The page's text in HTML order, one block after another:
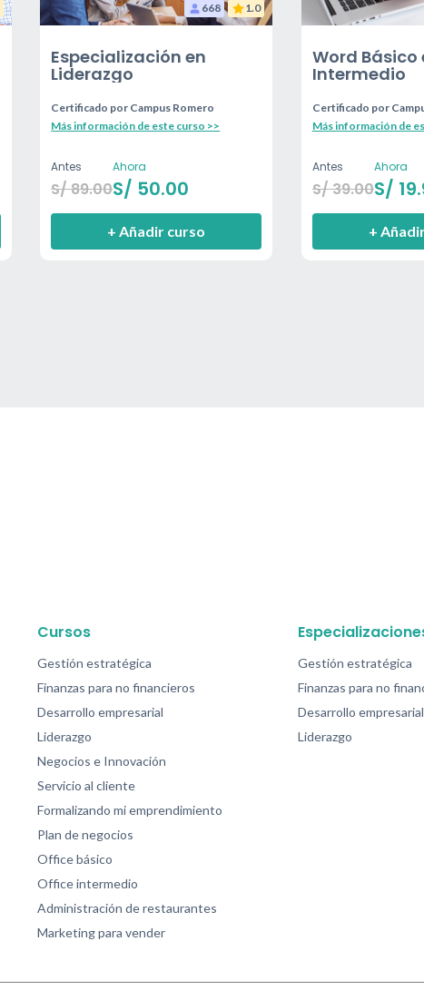
668 1.0
Especialización en
Liderazgo
Certificado por Campus Romero
Más información de este curso >>
Antes
S/89.00
Ahora
S/ 50.00
+ Añadir curso
Word Básico
Intermedio
Certificado por
Más información de
Antes
S/39.00
Ahora
S/
+
Cursos
Gestión estratégica
Finanzas para no financieros
Desarrollo empresarial
Liderazgo
Negocios e Innovación
Servicio al cliente
Formalizando mi emprendimiento
Plan de negocios
Office básico
Office intermedio
Administración de restaurantes
Marketing para vender
Gestión estratégica
Finanzas para no
Desarrollo empresarial
Liderazgo